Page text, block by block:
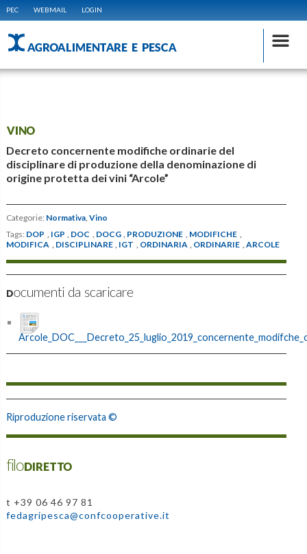
PEC WEBMAIL LOGIN
AGROALIMENTARE E PESCA
VINO
Decreto concernente modifiche ordinarie del
disciplinare di produzione della denominazione di
origine protetta dei vini “Arcole”
Categorie: Normativa, Vino
Tags: DOP , IGP , DOC , DOCG , PRODUZIONE , MODIFICHE ,
MODIFICA , DISCIPLINARE , IGT , ORDINARIA , ORDINARIE , ARCOLE
Documenti da scaricare
Riproduzione riservata ©
filoDIRETTO
t +39 06 46 97 81
fedagripesca@confcooperative.it